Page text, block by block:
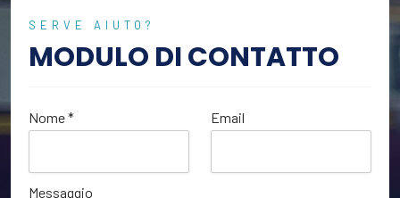
SERVE AIUTO?
MODULO DI CONTATTO
Nome * Email
Messaggio